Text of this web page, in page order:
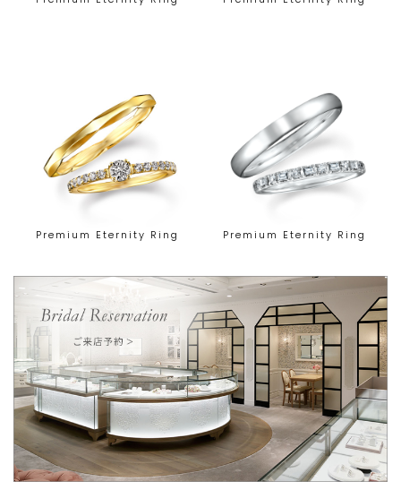
Premium Eternity Ring Premium Eternity Ring